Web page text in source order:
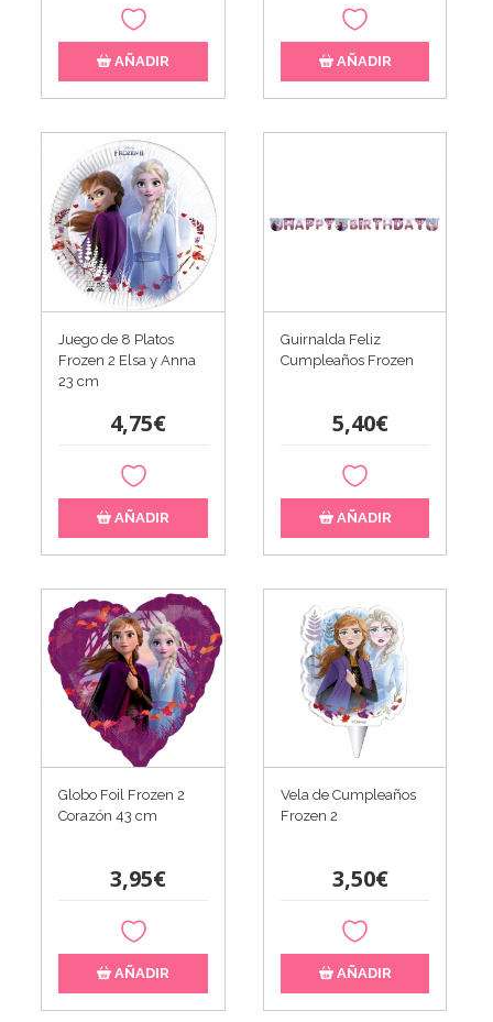
AÑADIR AÑADIR
Juego de 8 Platos
Frozen 2 Elsa y Anna
23 cm
4,75€
AÑADIR
Guirnalda Feliz
Cumpleaños Frozen
5,40€
AÑADIR
Globo Foil Frozen 2
Corazón 43 cm
3,95€
AÑADIR
Vela de Cumpleaños
Frozen 2
3,50€
AÑADIR